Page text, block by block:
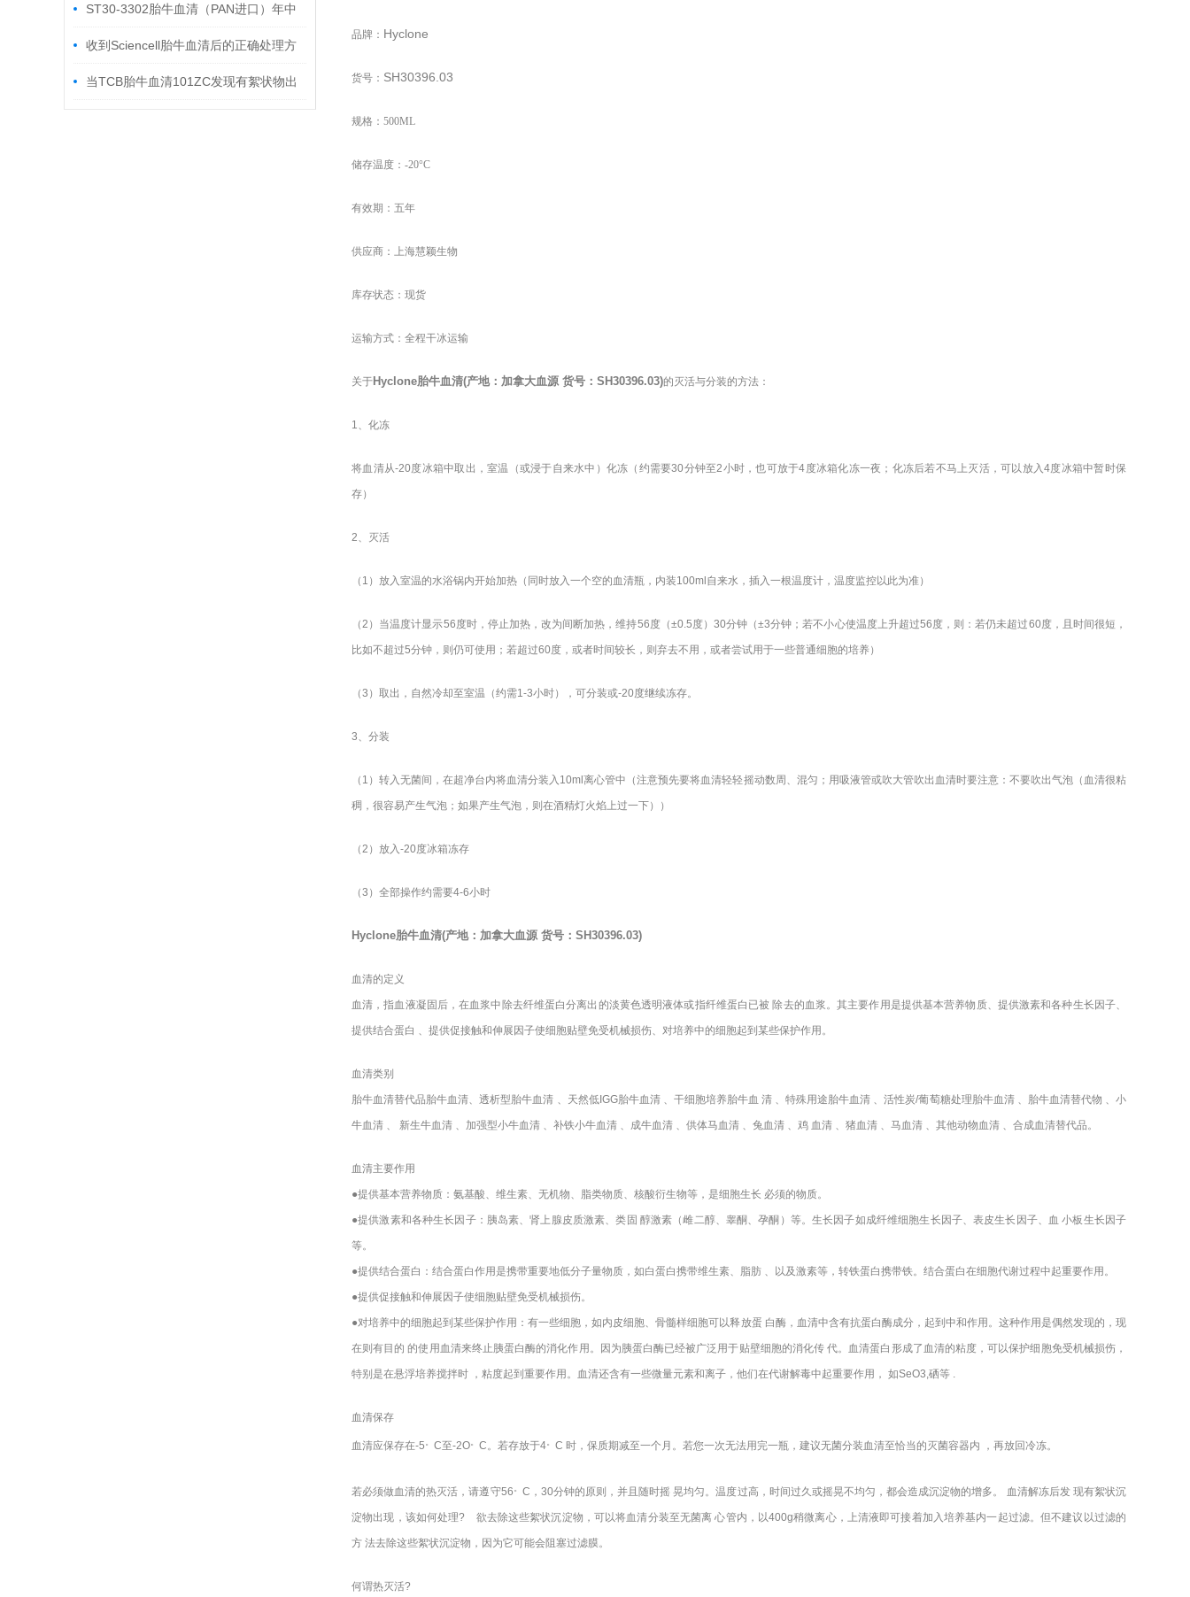
标准ST30-3302胎牛血清（PAN进口）年中
大促收到Sciencell胎牛血清后的正确处理方
法 当TCB胎牛血清101ZC发现有絮状物出
品牌： Hyclone
货号： SH30396.03
规格：500ML
储存温度：-20°C
有效期：五年
供应商：上海慧颖生物
库存状态：现货
运输方式：全程干冰运输
关于Hyclone胎牛血清(产地：加拿大血源 货号： SH30396.03)的灭活与分装的方法：
1、化冻
将血清从-20度冰箱中取出，室温（或浸于自来水中）化冻（约需要30分钟至2小时，也可放于4度冰箱化冻一夜；化冻后若不马上灭活，可以放入4度冰箱中暂时保
存）
2、灭活
（1）放入室温的水浴锅内开始加热（同时放入一个空的血清瓶，内装100ml自来水，插入一根温度计，温度监控以此为准）
（2）当温度计显示56度时，停止加热，改为间断加热，维持56度（±0.5度）30分钟（±3分钟；若不小心使温度上升超过56度，则：若仍未超过60度，且时间很短，
比如不超过5分钟，则仍可使用；若超过60度，或者时间较长，则弃去不用，或者尝试用于一些普通细胞的培养）
（3）取出，自然冷却至室温（约需1-3小时），可分装或-20度继续冻存。
3、分装
（1）转入无菌间，在超净台内将血清分装入10ml离心管中（注意预先要将血清轻轻摇动数周、混匀；用吸液管或吹大管吹出血清时要注意：不要吹出气泡（血清很粘
稠，很容易产生气泡；如果产生气泡，则在酒精灯火焰上过一下））
（2）放入-20度冰箱冻存
（3）全部操作约需要4-6小时
Hyclone胎牛血清(产地：加拿大血源 货号： SH30396.03)
血清的定义
血清，指血液凝固后，在血浆中除去纤维蛋白分离出的淡黄色透明液体或指纤维蛋白已被 除去的血浆。其主要作用是提供基本营养物质、提供激素和各种生长因子、
提供结合蛋白 、提供促接触和伸展因子使细胞贴壁免受机械损伤、对培养中的细胞起到某些保护作用。
血清类别
胎牛血清替代品胎牛血清、透析型胎牛血清 、天然低IGG胎牛血清 、干细胞培养胎牛血 清 、特殊用途胎牛血清 、活性炭/葡萄糖处理胎牛血清 、胎牛血清替代物 、小
牛血清 、 新生牛血清 、加强型小牛血清 、补铁小牛血清 、成牛血清 、供体马血清 、兔血清 、鸡 血清 、猪血清 、马血清 、其他动物血清 、合成血清替代品。
血清主要作用
●提供基本营养物质：氨基酸、维生素、无机物、脂类物质、核酸衍生物等，是细胞生长 必须的物质。
●提供激素和各种生长因子：胰岛素、肾上腺皮质激素、类固 醇激素（雌二醇、睾酮、孕酮）等。生长因子如成纤维细胞生长因子、表皮生长因子、血 小板生长因子
等。
●提供结合蛋白：结合蛋白作用是携带重要地低分子量物质，如白蛋白携带维生素、脂肪 、以及激素等，转铁蛋白携带铁。结合蛋白在细胞代谢过程中起重要作用。
●提供促接触和伸展因子使细胞贴壁免受机械损伤。
●对培养中的细胞起到某些保护作用：有一些细胞，如内皮细胞、骨髓样细胞可以释放蛋 白酶，血清中含有抗蛋白酶成分，起到中和作用。这种作用是偶然发现的，现
在则有目的 的使用血清来终止胰蛋白酶的消化作用。因为胰蛋白酶已经被广泛用于贴壁细胞的消化传 代。血清蛋白形成了血清的粘度，可以保护细胞免受机械损伤，
特别是在悬浮培养搅拌时 ，粘度起到重要作用。血清还含有一些微量元素和离子，他们在代谢解毒中起重要作用， 如SeO3,硒等 .
血清保存
血清应保存在-5 C至-2O C。若存放于4 C 时，保质期减至一个月。若您一次无法用完一瓶，建议无菌分装血清至恰当的灭菌容器内 ，再放回冷冻。
若必须做血清的热灭活，请遵守56 C，30分钟的原则，并且随时摇 晃均匀。温度过高，时间过久或摇晃不均匀，都会造成沉淀物的增多。 血清解冻后发 现有絮状沉
淀物出现，该如何处理? 欲去除这些絮状沉淀物，可以将血清分装至无菌离 心管内，以400g稍微离心，上清液即可接着加入培养基内一起过滤。但不建议以过滤的
方 法去除这些絮状沉淀物，因为它可能会阻塞过滤膜。
何谓热灭活?